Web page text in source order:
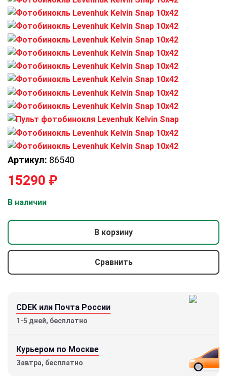
Артикул: 86540
15290 ₽
В наличии
В корзину
Сравнить
CDEK или Почта России
1-5 дней, бесплатно
Курьером по Москве
Завтра, бесплатно